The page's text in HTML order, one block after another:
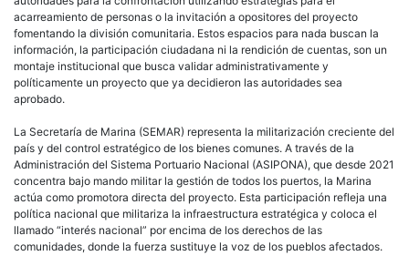
acarreamiento de personas o la invitación a opositores del proyecto
fomentando la división comunitaria. Estos espacios para nada buscan la
información, la participación ciudadana ni la rendición de cuentas, son un
montaje institucional que busca validar administrativamente y
políticamente un proyecto que ya decidieron las autoridades sea
aprobado.
La Secretaría de Marina (SEMAR) representa la militarización creciente del
país y del control estratégico de los bienes comunes. A través de la
Administración del Sistema Portuario Nacional (ASIPONA), que desde 2021
concentra bajo mando militar la gestión de todos los puertos, la Marina
actúa como promotora directa del proyecto. Esta participación refleja una
política nacional que militariza la infraestructura estratégica y coloca el
llamado “interés nacional” por encima de los derechos de las
comunidades, donde la fuerza sustituye la voz de los pueblos afectados.